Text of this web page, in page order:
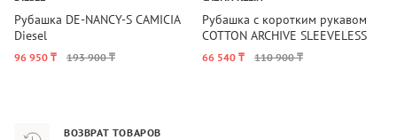
Рубашка DE-NANCY-S CAMICIA
Diesel
96 950 ₸ 193 900 ₸
Рубашка с коротким рукавом
COTTON ARCHIVE SLEEVELESS
SHIRT Calvin Klein
66 540 ₸ 110 900 ₸
ВОЗВРАТ ТОВАРОВ